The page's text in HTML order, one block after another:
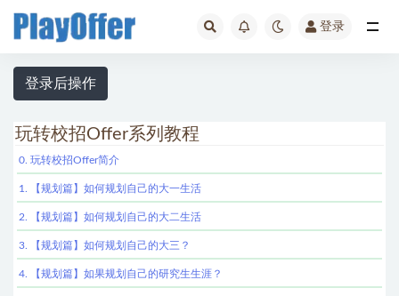
登录
登录后操作
玩转校招Offer系列教程
0. 玩转校招Offer简介
1. 【规划篇】如何规划自己的大一生活
2. 【规划篇】如何规划自己的大二生活
3. 【规划篇】如何规划自己的大三？
4. 【规划篇】如果规划自己的研究生生涯？